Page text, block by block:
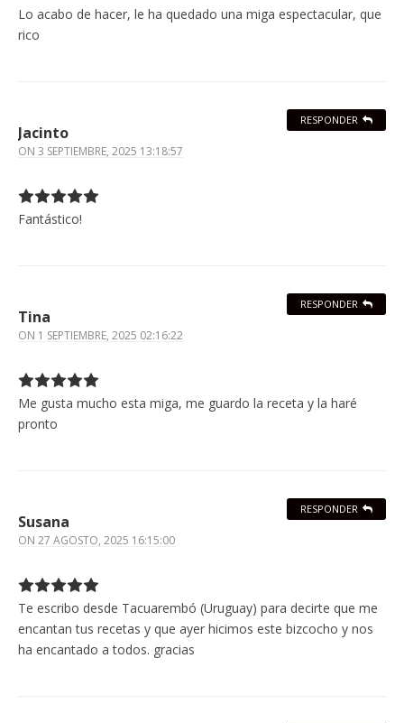
Lo acabo de hacer, le ha quedado una miga espectacular, que
rico
Jacinto
ON 3 SEPTIEMBRE, 2025 13:18:57
Fantástico!
RESPONDER
Tina
ON 1 SEPTIEMBRE, 2025 02:16:22
Me gusta mucho esta miga, me guardo la receta y la haré
pronto
RESPONDER
Susana
ON 27 AGOSTO, 2025 16:15:00
Te escribo desde Tacuarembó (Uruguay) para decirte que me
encantan tus recetas y que ayer hicimos este bizcocho y nos
ha encantado a todos. gracias
RESPONDER